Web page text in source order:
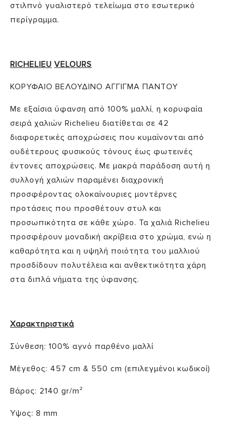
στιλπνό γυαλιστερό τελείωμα στο εσωτερικό
περίγραμμα.
RICHELIEU VELOURS
ΚΟΡΥΦΑΙΟ ΒΕΛΟΥΔΙΝΟ ΑΓΓΙΓΜΑ ΠΑΝΤΟΥ
Με εξαίσια ύφανση από 100% μαλλί, η κορυφαία
σειρά χαλιών Richelieu διατίθεται σε 42
διαφορετικές αποχρώσεις που κυμαίνονται από
ουδέτερους φυσικούς τόνους έως φωτεινές
έντονες αποχρώσεις. Με μακρά παράδοση αυτή η
συλλογή χαλιών παραμένει διαχρονική
προσφέροντας ολοκαίνουριες μοντέρνες
προτάσεις που προσθέτουν στυλ και
προσωπικότητα σε κάθε χώρο. Τα χαλιά Richelieu
προσφέρουν μοναδική ακρίβεια στο χρώμα, ενώ η
καθαρότητα και η υψηλή ποιότητα του μαλλιού
προσδίδουν πολυτέλεια και ανθεκτικότητα χάρη
στα διπλά νήματα της ύφανσης.
Χαρακτηριστικά
Σύνθεση: 100% αγνό παρθένο μαλλί
Μέγεθος: 457 cm & 550 cm (επιλεγμένοι κωδικοί)
Βάρος: 2140 gr/m²
Ύψος: 8 mm